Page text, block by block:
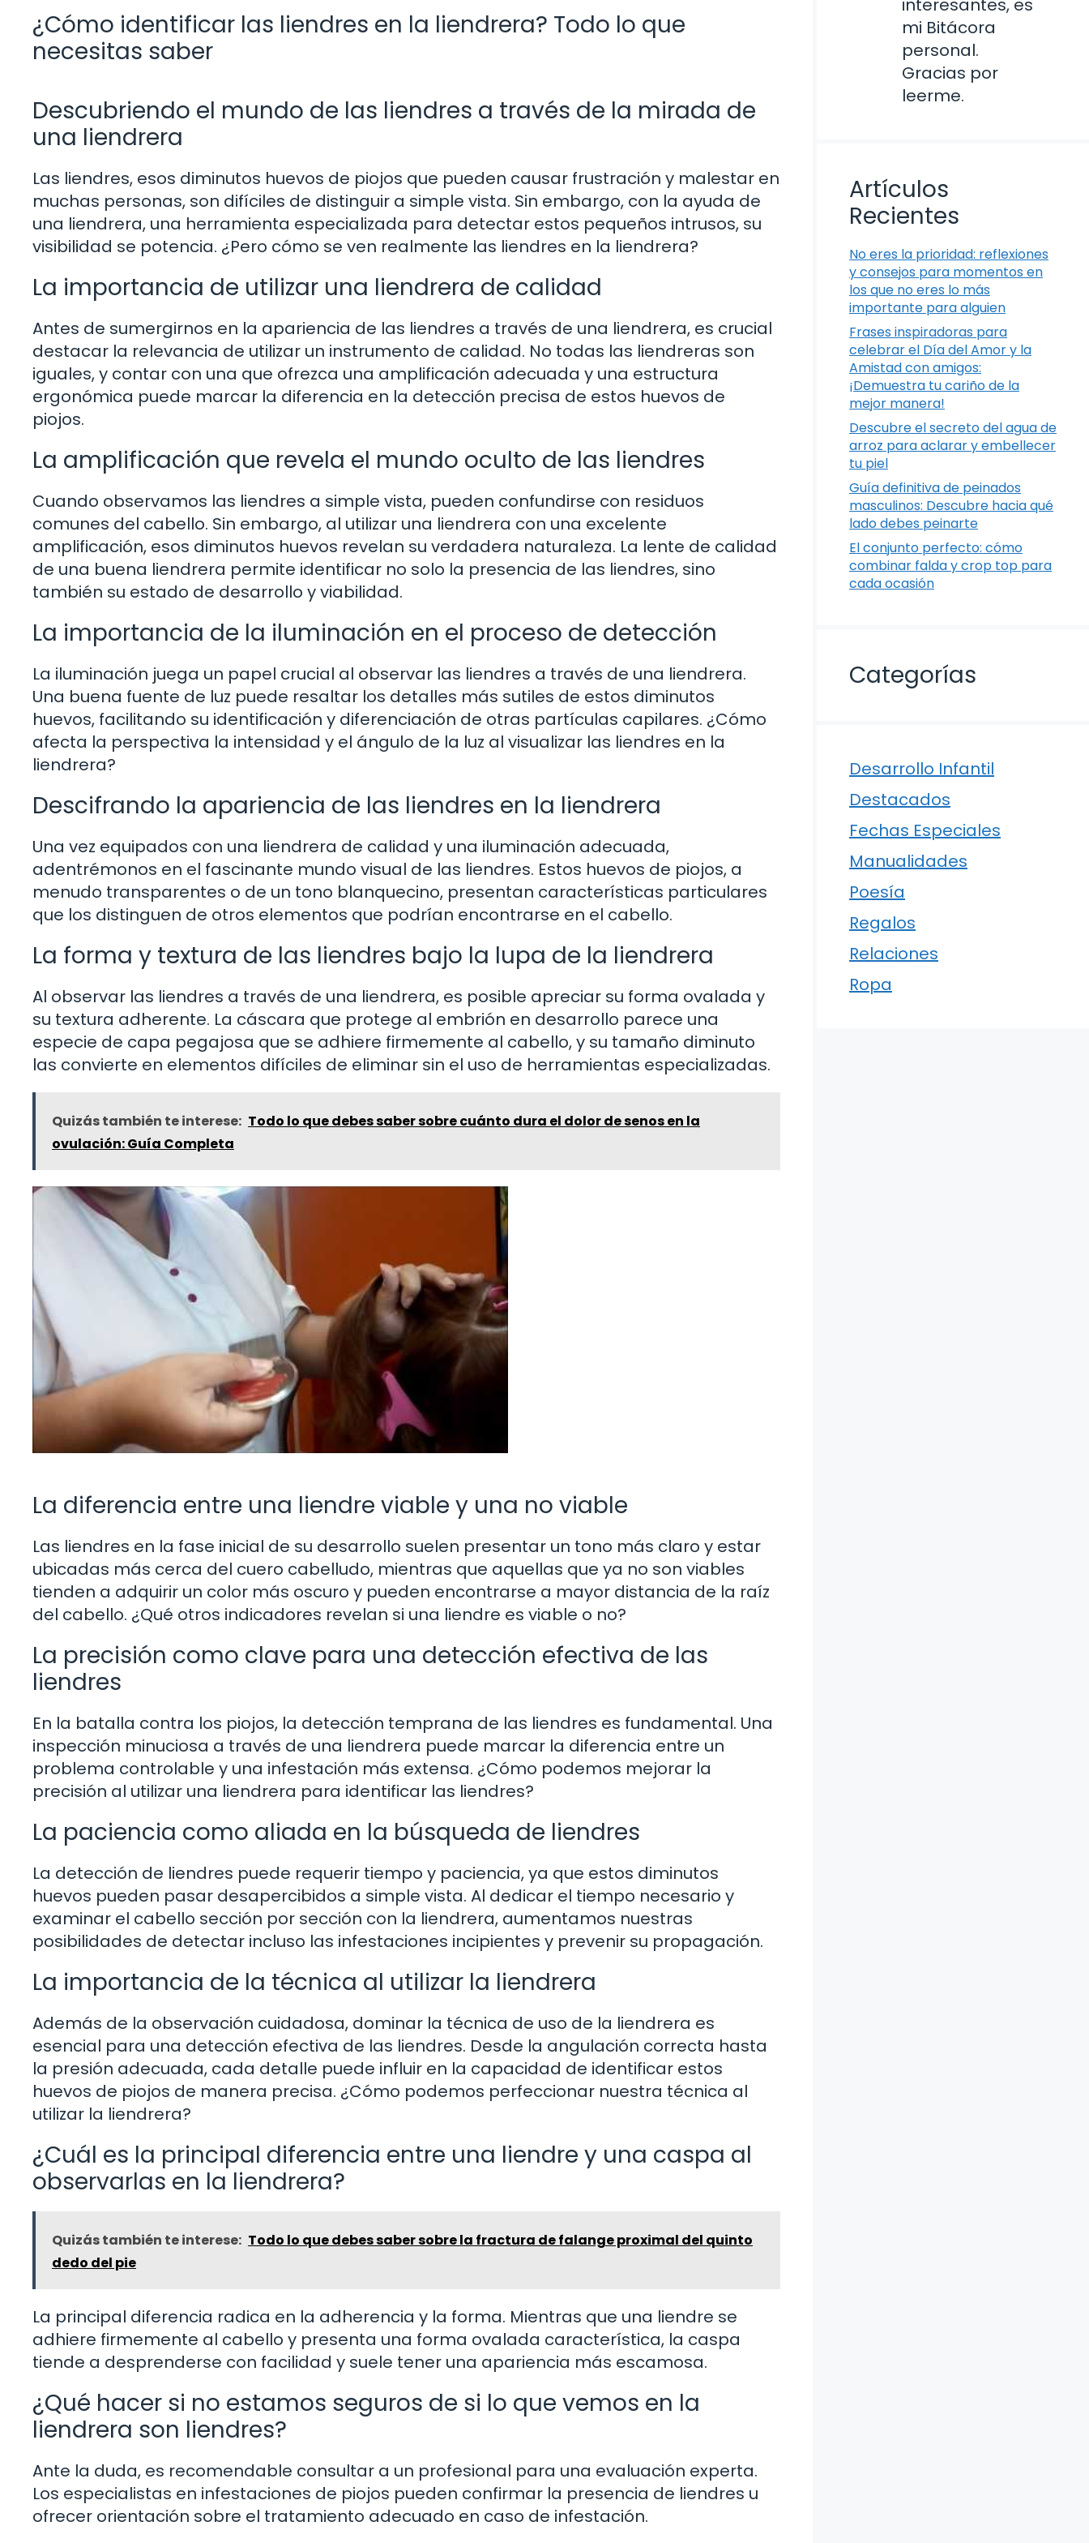
¿Cómo identificar las liendres en la liendrera? Todo lo que
necesitas saber
Descubriendo el mundo de las liendres a través de la mirada de
una liendrera
Las liendres, esos diminutos huevos de piojos que pueden causar frustración y malestar en
muchas personas, son difíciles de distinguir a simple vista. Sin embargo, con la ayuda de
una liendrera, una herramienta especializada para detectar estos pequeños intrusos, su
visibilidad se potencia. ¿Pero cómo se ven realmente las liendres en la liendrera?
La importancia de utilizar una liendrera de calidad
Antes de sumergirnos en la apariencia de las liendres a través de una liendrera, es crucial
destacar la relevancia de utilizar un instrumento de calidad. No todas las liendreras son
iguales, y contar con una que ofrezca una amplificación adecuada y una estructura
ergonómica puede marcar la diferencia en la detección precisa de estos huevos de
piojos.
La amplificación que revela el mundo oculto de las liendres
Cuando observamos las liendres a simple vista, pueden confundirse con residuos
comunes del cabello. Sin embargo, al utilizar una liendrera con una excelente
amplificación, esos diminutos huevos revelan su verdadera naturaleza. La lente de calidad
de una buena liendrera permite identificar no solo la presencia de las liendres, sino
también su estado de desarrollo y viabilidad.
La importancia de la iluminación en el proceso de detección
La iluminación juega un papel crucial al observar las liendres a través de una liendrera.
Una buena fuente de luz puede resaltar los detalles más sutiles de estos diminutos
huevos, facilitando su identificación y diferenciación de otras partículas capilares. ¿Cómo
afecta la perspectiva la intensidad y el ángulo de la luz al visualizar las liendres en la
liendrera?
Descifrando la apariencia de las liendres en la liendrera
Una vez equipados con una liendrera de calidad y una iluminación adecuada,
adentrémonos en el fascinante mundo visual de las liendres. Estos huevos de piojos, a
menudo transparentes o de un tono blanquecino, presentan características particulares
que los distinguen de otros elementos que podrían encontrarse en el cabello.
La forma y textura de las liendres bajo la lupa de la liendrera
Al observar las liendres a través de una liendrera, es posible apreciar su forma ovalada y
su textura adherente. La cáscara que protege al embrión en desarrollo parece una
especie de capa pegajosa que se adhiere firmemente al cabello, y su tamaño diminuto
las convierte en elementos difíciles de eliminar sin el uso de herramientas especializadas.
Quizás también te interese: Todo lo que debes saber sobre cuánto dura el dolor de senos en la
ovulación: Guía Completa
La diferencia entre una liendre viable y una no viable
Las liendres en la fase inicial de su desarrollo suelen presentar un tono más claro y estar
ubicadas más cerca del cuero cabelludo, mientras que aquellas que ya no son viables
tienden a adquirir un color más oscuro y pueden encontrarse a mayor distancia de la raíz
del cabello. ¿Qué otros indicadores revelan si una liendre es viable o no?
La precisión como clave para una detección efectiva de las
liendres
En la batalla contra los piojos, la detección temprana de las liendres es fundamental. Una
inspección minuciosa a través de una liendrera puede marcar la diferencia entre un
problema controlable y una infestación más extensa. ¿Cómo podemos mejorar la
precisión al utilizar una liendrera para identificar las liendres?
La paciencia como aliada en la búsqueda de liendres
La detección de liendres puede requerir tiempo y paciencia, ya que estos diminutos
huevos pueden pasar desapercibidos a simple vista. Al dedicar el tiempo necesario y
examinar el cabello sección por sección con la liendrera, aumentamos nuestras
posibilidades de detectar incluso las infestaciones incipientes y prevenir su propagación.
La importancia de la técnica al utilizar la liendrera
Además de la observación cuidadosa, dominar la técnica de uso de la liendrera es
esencial para una detección efectiva de las liendres. Desde la angulación correcta hasta
la presión adecuada, cada detalle puede influir en la capacidad de identificar estos
huevos de piojos de manera precisa. ¿Cómo podemos perfeccionar nuestra técnica al
utilizar la liendrera?
¿Cuál es la principal diferencia entre una liendre y una caspa al
observarlas en la liendrera?
Quizás también te interese: Todo lo que debes saber sobre la fractura de falange proximal del quinto
dedo del pie
La principal diferencia radica en la adherencia y la forma. Mientras que una liendre se
adhiere firmemente al cabello y presenta una forma ovalada característica, la caspa
tiende a desprenderse con facilidad y suele tener una apariencia más escamosa.
¿Qué hacer si no estamos seguros de si lo que vemos en la
liendrera son liendres?
Ante la duda, es recomendable consultar a un profesional para una evaluación experta.
Los especialistas en infestaciones de piojos pueden confirmar la presencia de liendres u
ofrecer orientación sobre el tratamiento adecuado en caso de infestación.
interesantes, es
mi Bitácora
personal.
Gracias por
leerme.
Artículos
Recientes
No eres la prioridad: reflexiones
y consejos para momentos en
los que no eres lo más
importante para alguien
Frases inspiradoras para
celebrar el Día del Amor y la
Amistad con amigos:
¡Demuestra tu cariño de la
mejor manera!
Descubre el secreto del agua de
arroz para aclarar y embellecer
tu piel
Guía definitiva de peinados
masculinos: Descubre hacia qué
lado debes peinarte
El conjunto perfecto: cómo
combinar falda y crop top para
cada ocasión
Categorías
Desarrollo Infantil
Destacados
Fechas Especiales
Manualidades
Poesía
Regalos
Relaciones
Ropa